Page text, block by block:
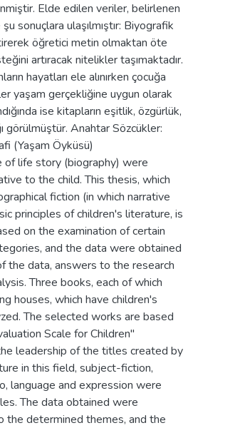
Elde edilen veriler, belirlenen
sonuçlara ulaşılmıştır: Biyografik
öğretici metin olmaktan öte
artıracak nitelikler taşımaktadır.
hayatları ele alınırken çocuğa
yaşam gerçekliğine uygun olarak
ise kitapların eşitlik, özgürlük,
görülmüştür. Anahtar Sözcükler:
(Yaşam Öyküsü)
of life story (biography) were
to the child. This thesis, which
fiction (in which narrative
principles of children's literature, is
on the examination of certain
and the data were obtained
the data, answers to the research
Three books, each of which
houses, which have children's
The selected works are based
Scale for Children"
leadership of the titles created by
in this field, subject-fiction,
language and expression were
The data obtained were
the determined themes, and the